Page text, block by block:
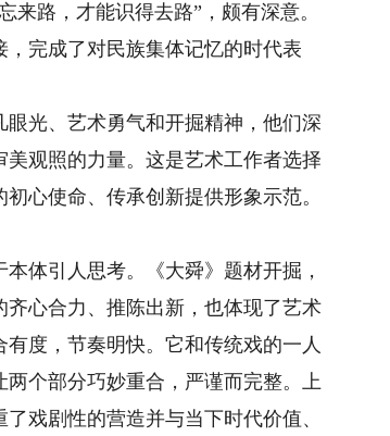
路，才能识得去路”，颇有深意。
完成了对民族集体记忆的时代表
光、艺术勇气和开掘精神，他们深
观照的力量。这是艺术工作者选择
心使命、传承创新提供形象示范。
体引人思考。《大舜》题材开掘，
心合力、推陈出新，也体现了艺术
度，节奏明快。它和传统戏的一人
个部分巧妙重合，严谨而完整。上
戏剧性的营造并与当下时代价值、